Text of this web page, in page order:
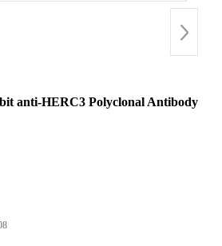
anti-HERC3 Polyclonal Antibody